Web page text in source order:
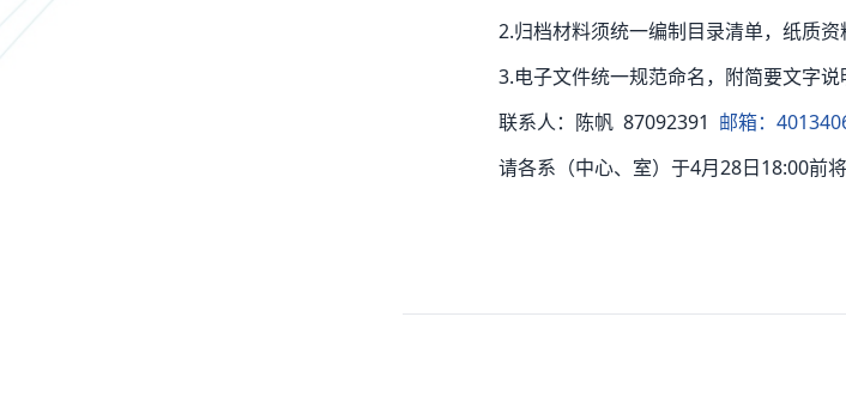
2.归档材料须统一编制目录清单，纸质
3.电子文件统一规范命名，附简要文字
联系人：陈帆 87092391 邮箱：
请各系（中心、室）于4月28日18:00前
机械与
2026